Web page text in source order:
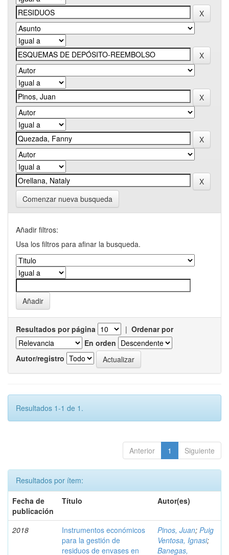
Comenzar nueva busqueda
Añadir filtros:
Usa los filtros para afinar la busqueda.
Resultados por página | Ordenar por
En orden
Autor/registro
Resultados 1-1 de 1.
Anterior 1 Siguiente
Resultados por ítem:
Fecha de
publicación
Título Autor(es)
2018
Instrumentos económicos
para la gestión de
residuos de envases en
Pinos, Juan; Puig
Ventosa, Ignasi;
Banegas,